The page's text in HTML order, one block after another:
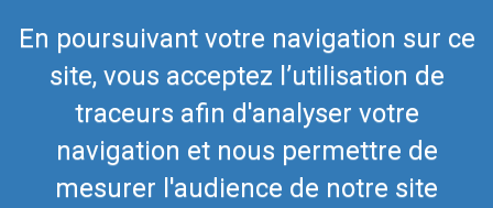
En poursuivant votre navigation sur ce
site, vous acceptez l’utilisation de
traceurs afin d'analyser votre
navigation et nous permettre de
mesurer l'audience de notre site
Telegram
Nous contacter
Téléphone Europe +352 26441835
Téléphone US/Canada
418-592-8862
airmate@airmate.aero
(c) Myriel Aviation SA